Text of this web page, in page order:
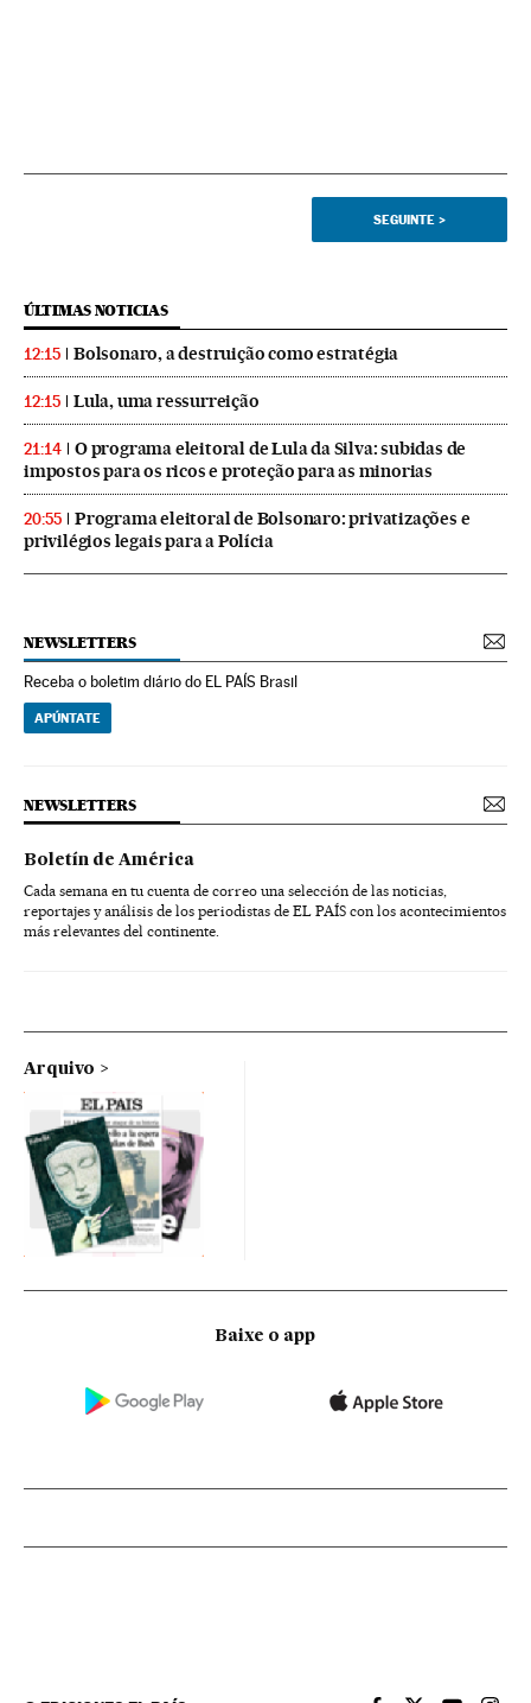
SEGUINTE >
ÚLTIMAS NOTICIAS
12:15 Bolsonaro, a destruição como estratégia
12:15 Lula, uma ressurreição
21:14
O programa eleitoral de Lula da Silva: subidas de
impostos para os ricos e proteção para as minorias
20:55
Programa eleitoral de Bolsonaro: privatizações e
privilégios legais para a Polícia
NEWSLETTERS
Receba o boletim diário do EL PAÍS Brasil
APÚNTATE
NEWSLETTERS
Boletín de América
Cada semana en tu cuenta de correo una selección de las noticias,
reportajes y análisis de los periodistas de EL PAÍS con los acontecimientos
más relevantes del continente.
Arquivo
Baixe o app